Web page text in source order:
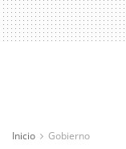
Inicio Gobierno